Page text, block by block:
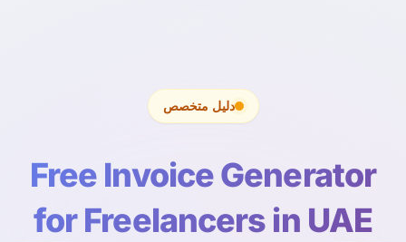
دليل متخصص
Free Invoice Generator
for Freelancers in UAE